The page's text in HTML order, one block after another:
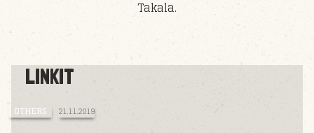
Takala.
LINKIT
OTHERS 21.11.2019